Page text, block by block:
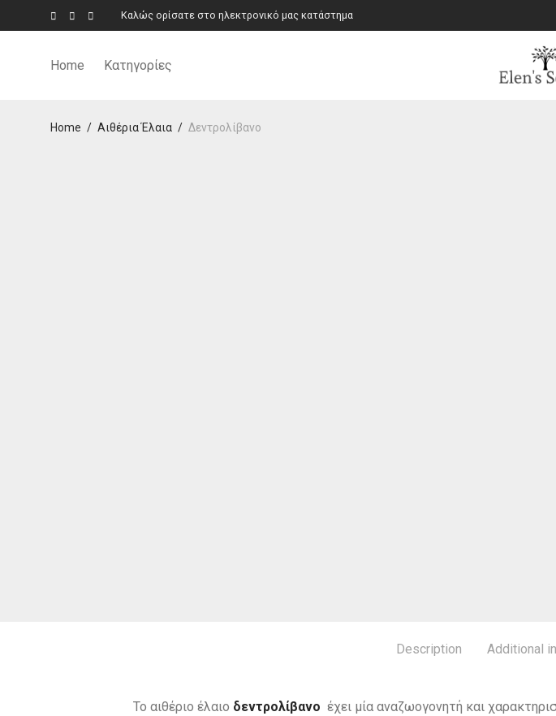
Καλώς ορίσατε στο ηλεκτρονικό μας κατάστημα
Home Κατηγορίες
Home / Αιθέρια Έλαια / Δεντρολίβανο
Description Additional
Το αιθέριο έλαιο δεντρολίβανο έχει μία αναζωογονητή και